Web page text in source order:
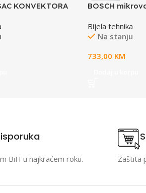
KONVEKTORA
BOSCH
Lijevo
Bijela tehnika
Na stanju
733,00 KM
BiH u najkraćem roku. Zaštita